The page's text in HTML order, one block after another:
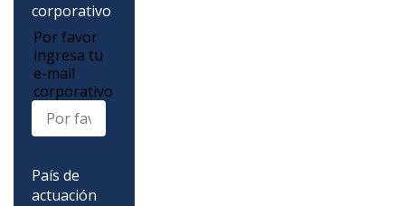
corporativo
Por favor
ingresa tu
e-mail
corporativo
País de
actuación